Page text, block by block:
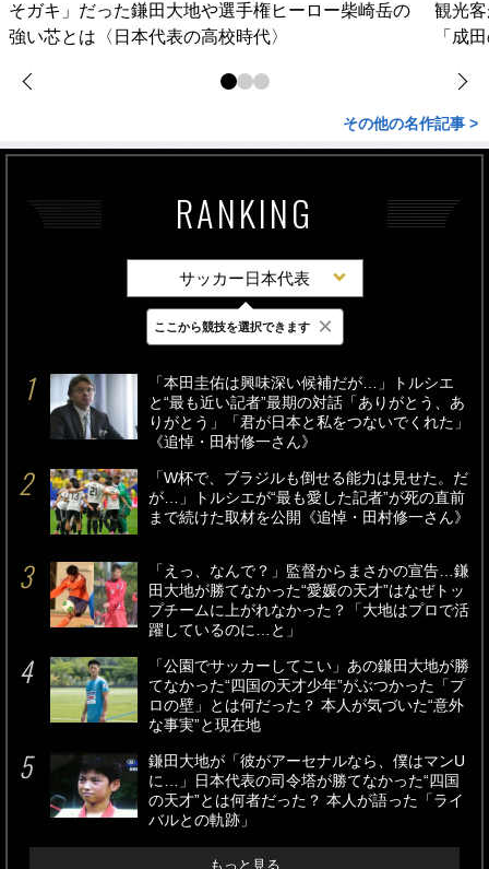
そガキ」だった鎌田大地や選手権ヒーロー柴崎岳の
強い芯とは〈日本代表の高校時代〉
観光
「成
その他の名作記事 >
RANKING
サッカー日本代表
最新 24時間 週間
「本田圭佑は興味深い候補だが…」トルシエ
と“最も近い記者”最期の対話「ありがとう、あ
りがとう」「君が日本と私をつないでくれた」
《追悼・田村修一さん》
「W杯で、ブラジルも倒せる能力は見せた。だ
が…」トルシエが“最も愛した記者”が死の直前
まで続けた取材を公開《追悼・田村修一さん》
「えっ、なんで？」監督からまさかの宣告…鎌
田大地が勝てなかった“愛媛の天才”はなぜトッ
プチームに上がれなかった？「大地はプロで活
躍しているのに…と」
「公園でサッカーしてこい」あの鎌田大地が勝
てなかった“四国の天才少年”がぶつかった「プ
ロの壁」とは何だった？ 本人が気づいた“意外
な事実”と現在地
鎌田大地が「彼がアーセナルなら、僕はマンU
に…」日本代表の司令塔が勝てなかった“四国
の天才”とは何者だった？ 本人が語った「ライ
バルとの軌跡」
もっと見る
ここから競技を選択できます ×